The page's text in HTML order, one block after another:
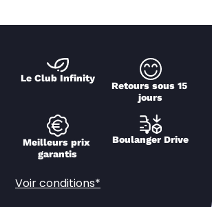
Le Club Infinity
Retours sous 15
jours
Meilleurs prix
garantis
Boulanger Drive
Voir conditions*